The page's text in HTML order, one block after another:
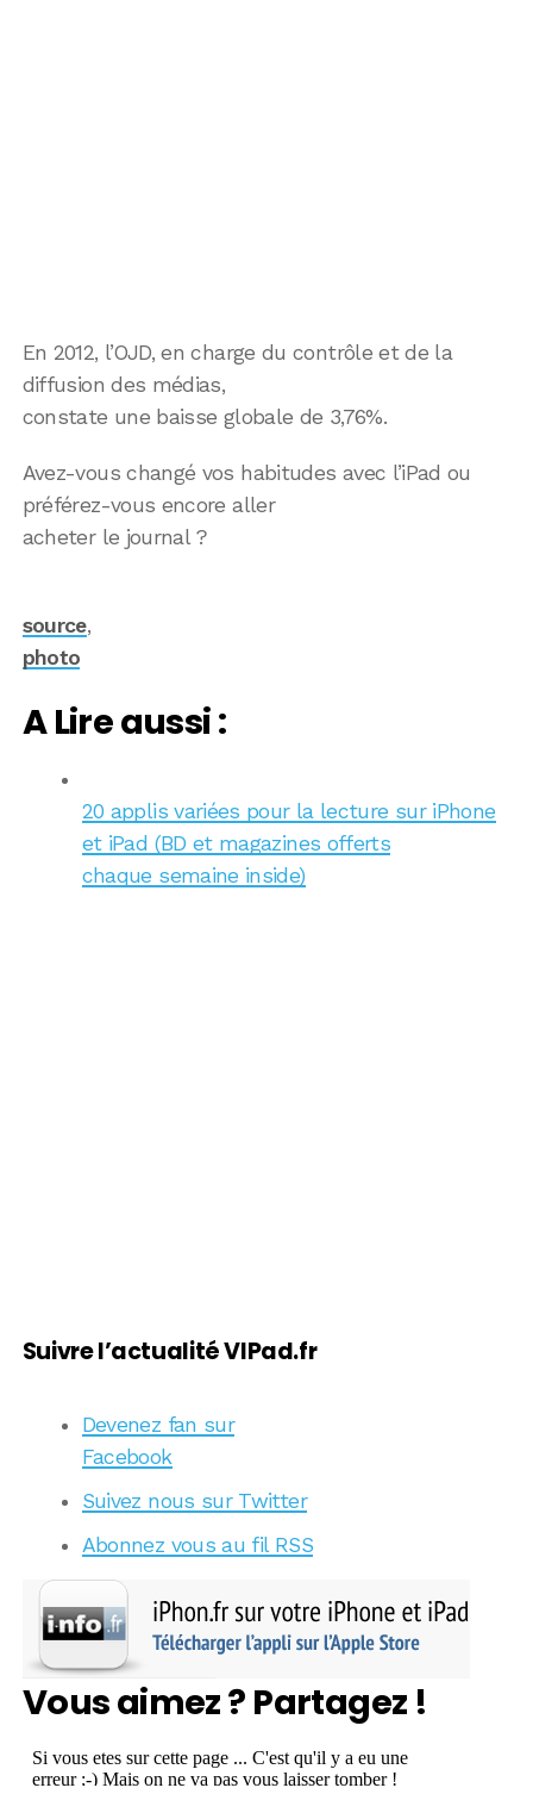
En 2012, l’OJD, en charge du contrôle et de la
diffusion des médias,
constate une baisse globale de 3,76%.
Avez-vous changé vos habitudes avec l’iPad ou
préférez-vous encore aller
acheter le journal ?
source,
photo
A Lire aussi :
20 applis variées pour la lecture sur iPhone
et iPad (BD et magazines offerts
chaque semaine inside)
Suivre l’actualité VIPad.fr
Devenez fan sur
Facebook
Suivez nous sur Twitter
Abonnez vous au fil RSS
Vous aimez ? Partagez !